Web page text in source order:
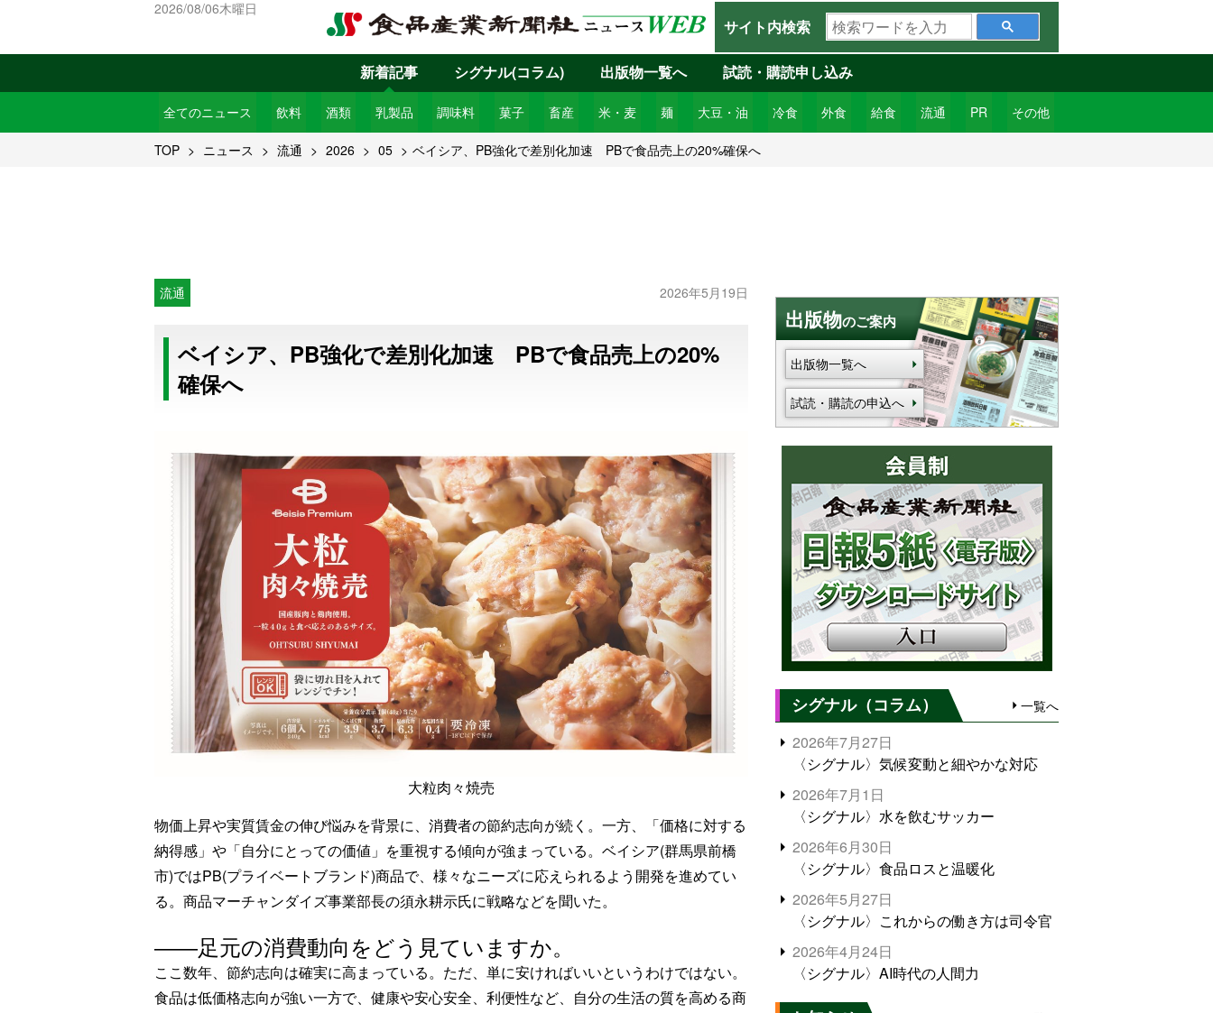
2026/08/06木曜日
サイト内検索
検
索
ワ
ー
ド
を
新着記事
全てのニュース 飲料 酒類 乳製品 調味料 菓子 畜産 米・麦 麺 大豆・油 冷食 外食 給食 流通 PR その他
シグナル(コラム) 出版物一覧へ 試読・購読申し込み
TOP ニュース 流通 2026 05 ベイシア、PB強化で差別化加速 PBで食品売上の20%確保へ
流通 2026年5月19日
ベイシア、PB強化で差別化加速 PBで食品売上の20%
確保へ
大粒肉々焼売
物価上昇や実質賃金の伸び悩みを背景に、消費者の節約志向が続く。一方、「価格に対する
納得感」や「自分にとっての価値」を重視する傾向が強まっている。ベイシア(群馬県前橋
市)ではPB(プライベートブランド)商品で、様々なニーズに応えられるよう開発を進めてい
る。商品マーチャンダイズ事業部長の須永耕示氏に戦略などを聞いた。
――足元の消費動向をどう見ていますか。
ここ数年、節約志向は確実に高まっている。ただ、単に安ければいいというわけではない。
食品は低価格志向が強い一方で、健康や安心安全、利便性など、自分の生活の質を高める商
出版物のご案内
出版物一覧へ
試読・購読の申込へ
シグナル（コラム） 一覧へ
2026年7月27日
〈シグナル〉気候変動と細やかな対応
2026年7月1日
〈シグナル〉水を飲むサッカー
2026年6月30日
〈シグナル〉食品ロスと温暖化
2026年5月27日
〈シグナル〉これからの働き方は司令官
2026年4月24日
〈シグナル〉AI時代の人間力